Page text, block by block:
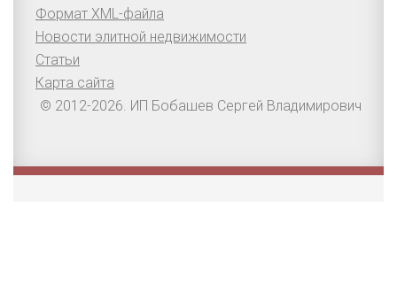
Формат XML-файла
Новости элитной недвижимости
Статьи
Карта сайта
© 2012-2026. ИП Бобашев Сергей Владимирович